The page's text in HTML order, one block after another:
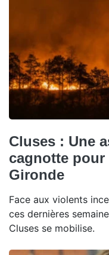
Cluses : Une
cagnotte
Gironde
Face aux violents
ces dernières
Cluses se mobilise.